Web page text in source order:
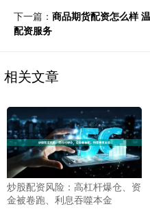
下一篇： 商品期货配资怎么样
配资服务
相关文章
炒股配资风险：高杠杆爆仓、资
金被卷跑、利息吞噬本金